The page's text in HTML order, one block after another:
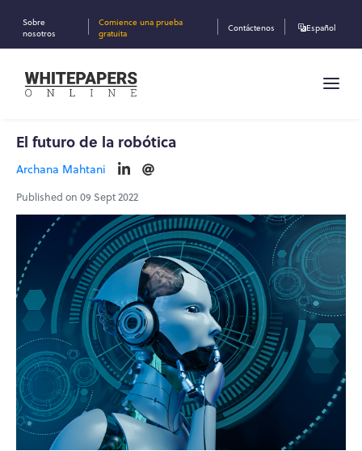
Sobre
nosotros
Comience una prueba
gratuita
Contáctenos Español
El futuro de la robótica
Archana Mahtani
Published on 09 Sept 2022